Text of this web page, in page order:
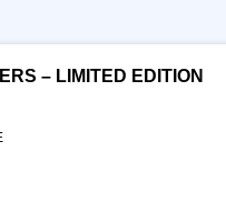
– LIMITED EDITION